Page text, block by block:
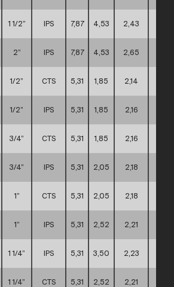
1 1/2” IPS 7,87 4,53 2,43
2” IPS 7,87 4,53 2,65
1/2” CTS 5,31 1,85 2,14
1/2” IPS 5,31 1,85 2,16
3/4” CTS 5,31 1,85 2,16
3/4” IPS 5,31 2,05 2,18
1” CTS 5,31 2,05 2,18
1” IPS 5,31 2,52 2,21
1 1/4” IPS 5,31 3,50 2,23
1 1/4” CTS 5,31 2,52 2,21